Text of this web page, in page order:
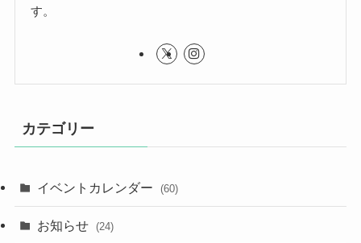
す。
カテゴリー
イベントカレンダー (60)
お知らせ (24)